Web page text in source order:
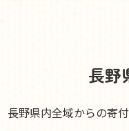
長野
長野県内全域からの寄